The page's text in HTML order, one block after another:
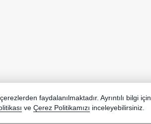
faydalanılmaktadır. Ayrıntılı bilgi için
ve Çerez Politikamızı inceleyebilirsiniz.